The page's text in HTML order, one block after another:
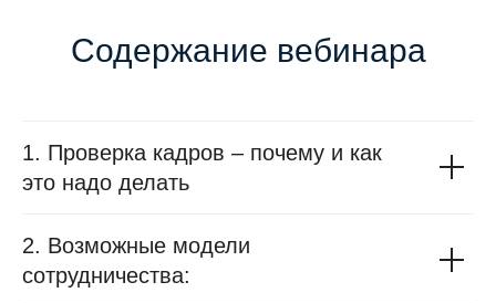
Содержание вебинара
1. Проверка кадров – почему и как
это надо делать
2. Возможные модели
сотрудничества: